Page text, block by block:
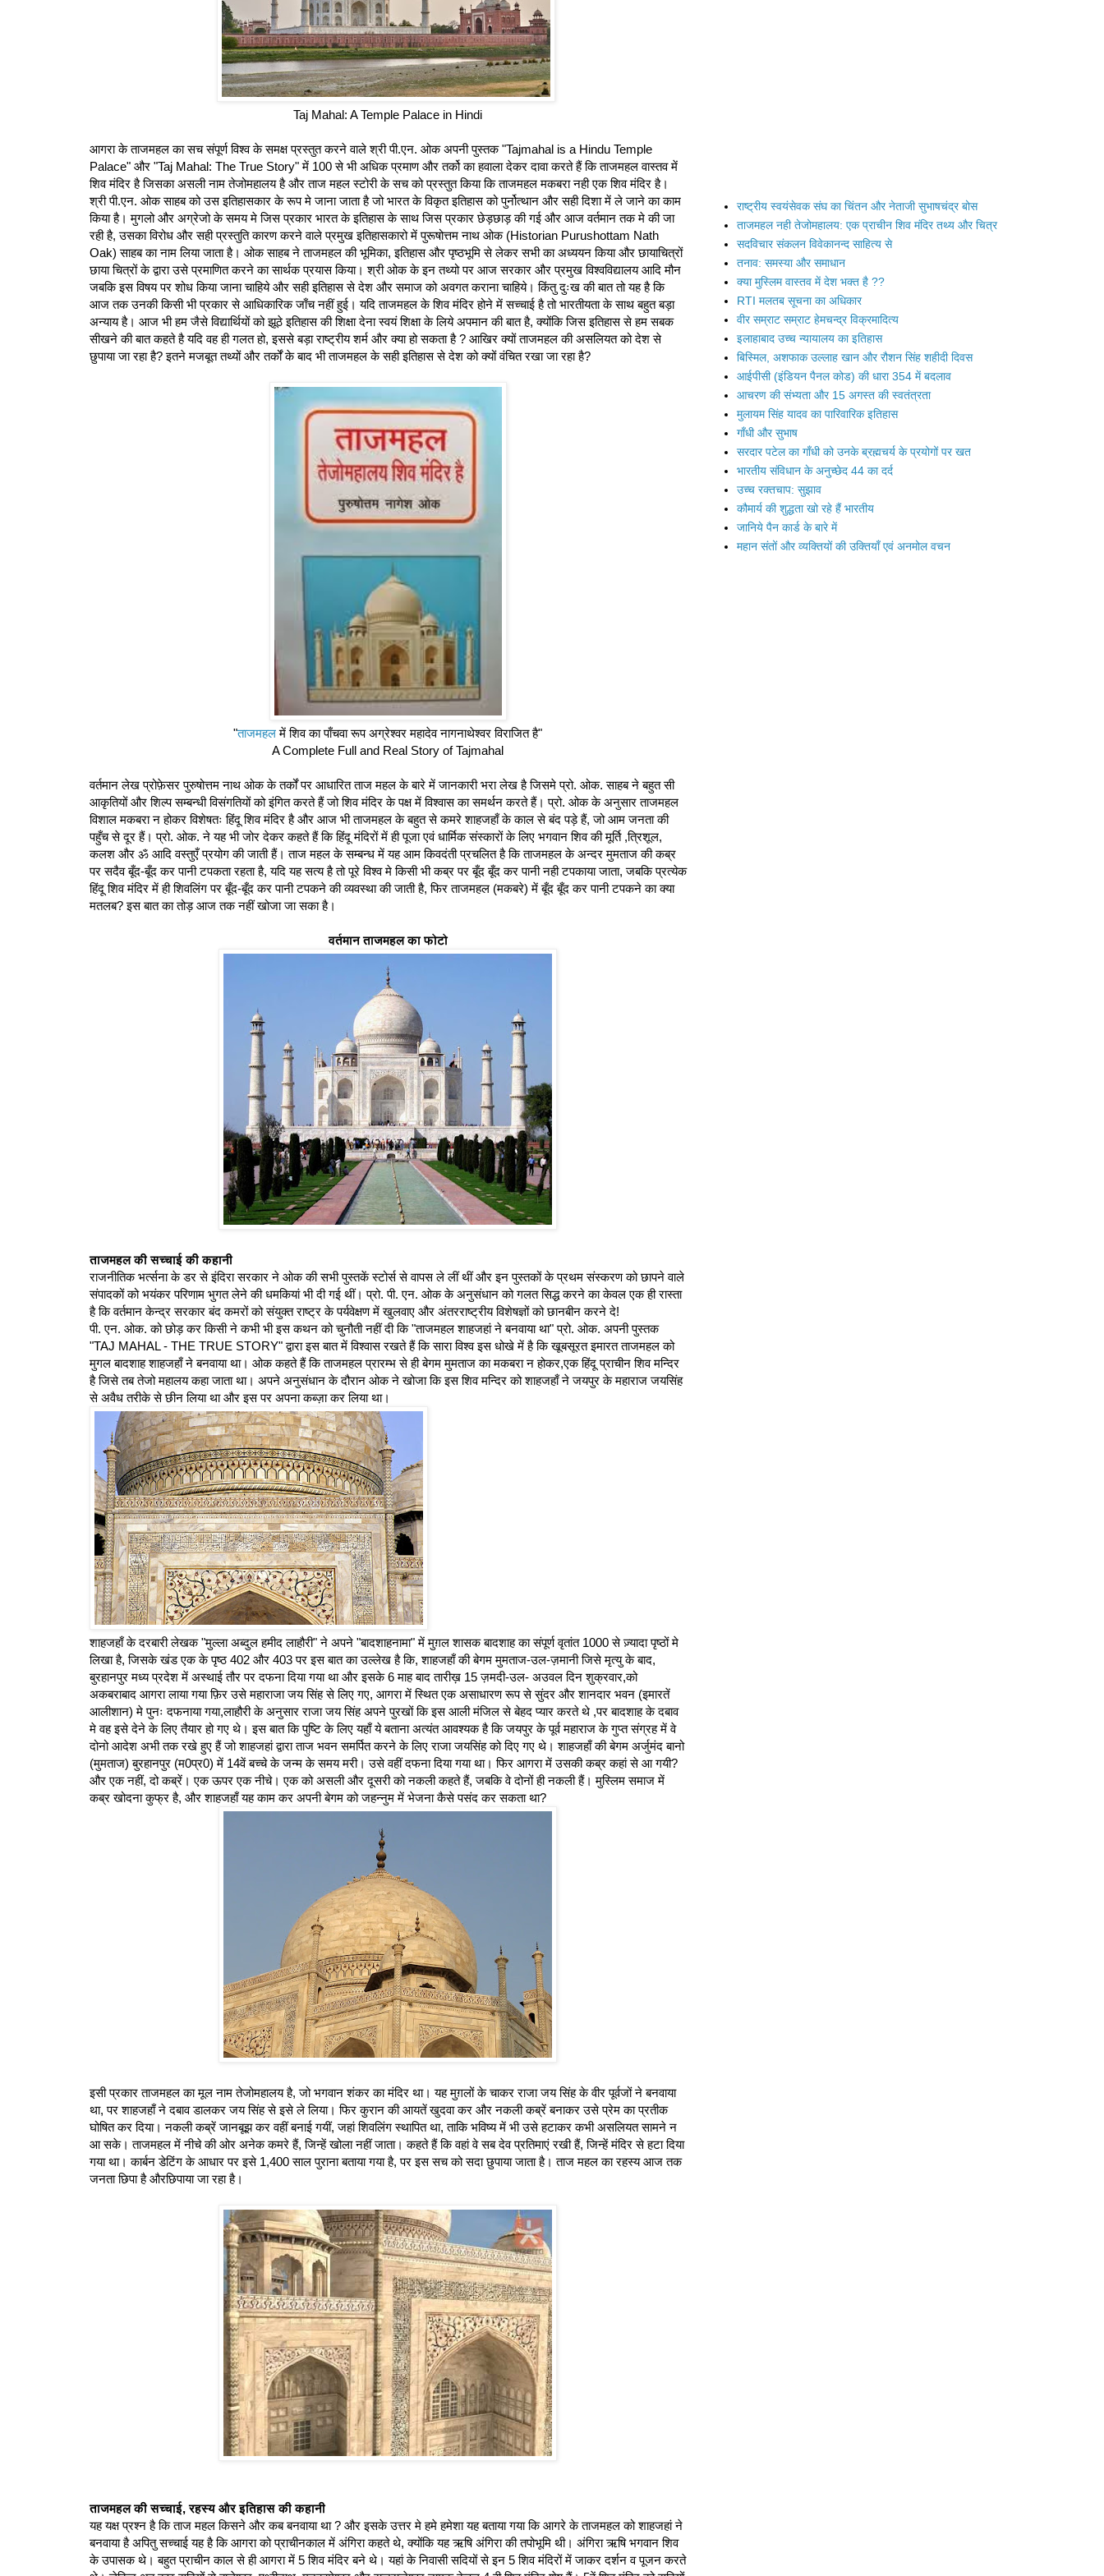
Taj Mahal: A Temple Palace in Hindi
आगरा के ताजमहल का सच संपूर्ण विश्व के समक्ष प्रस्तुत करने वाले श्री पी.एन. ओक अपनी पुस्तक "Tajmahal is a Hindu Temple
Palace" और "Taj Mahal: The True Story" में 100 से भी अधिक प्रमाण और तर्को का हवाला देकर दावा करते हैं कि ताजमहल वास्तव में
शिव मंदिर है जिसका असली नाम तेजोमहालय है और ताज महल स्टोरी के सच को प्रस्तुत किया कि ताजमहल मकबरा नही एक शिव मंदिर है।
श्री पी.एन. ओक साहब को उस इतिहासकार के रूप मे जाना जाता है जो भारत के विकृत इतिहास को पुर्नोत्थान और सही दिशा में ले जाने का काम
किया है। मुगलो और अग्रेजो के समय मे जिस प्रकार भारत के इतिहास के साथ जिस प्रकार छेड़छाड़ की गई और आज वर्तमान तक मे की जा
रही है, उसका विरोध और सही प्रस्तुति कारण करने वाले प्रमुख इतिहासकारो में पुरूषोत्तम नाथ ओक (Historian Purushottam Nath
Oak) साहब का नाम लिया जाता है। ओक साहब ने ताजमहल की भूमिका, इतिहास और पृष्ठभूमि से लेकर सभी का अध्ययन किया और छायाचित्रों
छाया चित्रों के द्वारा उसे प्रमाणित करने का सार्थक प्रयास किया। श्री ओक के इन तथ्यो पर आज सरकार और प्रमुख विश्वविद्यालय आदि मौन
जबकि इस विषय पर शोध किया जाना चाहिये और सही इतिहास से देश और समाज को अवगत कराना चाहिये। किंतु दुःख की बात तो यह है कि
आज तक उनकी किसी भी प्रकार से आधिकारिक जाँच नहीं हुई। यदि ताजमहल के शिव मंदिर होने में सच्चाई है तो भारतीयता के साथ बहुत बड़ा
अन्याय है। आज भी हम जैसे विद्यार्थियों को झूठे इतिहास की शिक्षा देना स्वयं शिक्षा के लिये अपमान की बात है, क्योंकि जिस इतिहास से हम सबक
सीखने की बात कहते है यदि वह ही गलत हो, इससे बड़ा राष्ट्रीय शर्म और क्‍या हो सकता है ? आखिर क्यों ताजमहल की असलियत को देश से
छुपाया जा रहा है? इतने मजबूत तथ्यों और तर्कों के बाद भी ताजमहल के सही इतिहास से देश को क्यों वंचित रखा जा रहा है?
"ताजमहलमें शिव का पाँचवा रूप अग्रेश्वर महादेव नागनाथेश्वर विराजित है"
A Complete Full and Real Story of Tajmahal
वर्तमान लेख प्रोफ़ेसर पुरुषोत्तम नाथ ओक के तर्कों पर आधारित ताज महल के बारे में जानकारी भरा लेख है जिसमे प्रो. ओक. साहब ने बहुत सी
आकृतियों और शिल्प सम्बन्धी विसंगतियों को इंगित करते हैं जो शिव मंदिर के पक्ष में विश्वास का समर्थन करते हैं। प्रो. ओक के अनुसार ताजमहल
विशाल मकबरा न होकर विशेषतः हिंदू शिव मंदिर है और आज भी ताजमहल के बहुत से कमरे शाहजहाँ के काल से बंद पड़े हैं, जो आम जनता की
पहुँच से दूर हैं। प्रो. ओक. ने यह भी जोर देकर कहते हैं कि हिंदू मंदिरों में ही पूजा एवं धार्मिक संस्कारों के लिए भगवान शिव की मूर्ति ,त्रिशूल,
कलश और ॐ आदि वस्तुएँ प्रयोग की जाती हैं। ताज महल के सम्बन्ध में यह आम किवदंती प्रचलित है कि ताजमहल के अन्दर मुमताज की कब्र
पर सदैव बूँद-बूँद कर पानी टपकता रहता है, यदि यह सत्य है तो पूरे विश्व मे किसी भी कब्र पर बूँद बूँद कर पानी नही टपकाया जाता, जबकि प्रत्येक
हिंदू शिव मंदिर में ही शिवलिंग पर बूँद-बूँद कर पानी टपकने की व्यवस्था की जाती है, फिर ताजमहल (मकबरे) में बूँद बूँद कर पानी टपकने का क्या
मतलब? इस बात का तोड़ आज तक नहीं खोजा जा सका है।
वर्तमान ताजमहल का फोटो
ताजमहल की सच्चाई की कहानी
राजनीतिक भर्त्सना के डर से इंदिरा सरकार ने ओक की सभी पुस्तकें स्टोर्स से वापस ले लीं थीं और इन पुस्तकों के प्रथम संस्करण को छापने वाले
संपादकों को भयंकर परिणाम भुगत लेने की धमकियां भी दी गई थीं। प्रो. पी. एन. ओक के अनुसंधान को गलत सिद्ध करने का केवल एक ही रास्ता
है कि वर्तमान केन्द्र सरकार बंद कमरों को संयुक्त राष्ट्र के पर्यवेक्षण में खुलवाए और अंतरराष्ट्रीय विशेषज्ञों को छानबीन करने दे!
पी. एन. ओक. को छोड़ कर किसी ने कभी भी इस कथन को चुनौती नहीं दी कि "ताजमहल शाहजहां ने बनवाया था" प्रो. ओक. अपनी पुस्तक
"TAJ MAHAL - THE TRUE STORY" द्वारा इस बात में विश्वास रखते हैं कि सारा विश्व इस धोखे में है कि खूबसूरत इमारत ताजमहल को
मुगल बादशाह शाहजहाँ ने बनवाया था। ओक कहते हैं कि ताजमहल प्रारम्भ से ही बेगम मुमताज का मकबरा न होकर,एक हिंदू प्राचीन शिव मन्दिर
है जिसे तब तेजो महालय कहा जाता था। अपने अनुसंधान के दौरान ओक ने खोजा कि इस शिव मन्दिर को शाहजहाँ ने जयपुर के महाराज जयसिंह
से अवैध तरीके से छीन लिया था और इस पर अपना कब्ज़ा कर लिया था।
शाहजहाँ के दरबारी लेखक "मुल्ला अब्दुल हमीद लाहौरी" ने अपने "बादशाहनामा" में मुग़ल शासक बादशाह का संपूर्ण वृतांत 1000 से ज़्यादा पृष्ठों मे
लिखा है, जिसके खंड एक के पृष्ठ 402 और 403 पर इस बात का उल्लेख है कि, शाहजहाँ की बेगम मुमताज-उल-ज़मानी जिसे मृत्यु के बाद,
बुरहानपुर मध्य प्रदेश में अस्थाई तौर पर दफना दिया गया था और इसके 6 माह बाद तारीख़ 15 ज़मदी-उल- अउवल दिन शुक्रवार,को
अकबराबाद आगरा लाया गया फ़िर उसे महाराजा जय सिंह से लिए गए, आगरा में स्थित एक असाधारण रूप से सुंदर और शानदार भवन (इमारतें
आलीशान) मे पुनः दफनाया गया,लाहौरी के अनुसार राजा जय सिंह अपने पुरखों कि इस आली मंजिल से बेहद प्यार करते थे ,पर बादशाह के दबाव
मे वह इसे देने के लिए तैयार हो गए थे। इस बात कि पुष्टि के लिए यहाँ ये बताना अत्यंत आवश्यक है कि जयपुर के पूर्व महाराज के गुप्त संग्रह में वे
दोनो आदेश अभी तक रखे हुए हैं जो शाहजहां द्वारा ताज भवन समर्पित करने के लिए राजा जयसिंह को दिए गए थे। शाहजहाँ की बेगम अर्जुमंद बानो
(मुमताज) बुरहानपुर (म0प्र0) में 14वें बच्चे के जन्म के समय मरी। उसे वहीं दफना दिया गया था। फिर आगरा में उसकी कब्र कहां से आ गयी?
और एक नहीं, दो कब्रें। एक ऊपर एक नीचे। एक को असली और दूसरी को नकली कहते हैं, जबकि वे दोनों ही नकली हैं। मुस्लिम समाज में
कब्र खोदना कुफ्र है, और शाहजहाँ यह काम कर अपनी बेगम को जहन्नुम में भेजना कैसे पसंद कर सकता था?
इसी प्रकार ताजमहल का मूल नाम तेजोमहालय है, जो भगवान शंकर का मंदिर था। यह मुग़लों के चाकर राजा जय सिंह के वीर पूर्वजों ने बनवाया
था, पर शाहजहाँ ने दबाव डालकर जय सिंह से इसे ले लिया। फिर कुरान की आयतें खुदवा कर और नकली कब्रें बनाकर उसे प्रेम का प्रतीक
घोषित कर दिया। नकली कब्रें जानबूझ कर वहीं बनाई गयीं, जहां शिवलिंग स्थापित था, ताकि भविष्य में भी उसे हटाकर कभी असलियत सामने न
आ सके। ताजमहल में नीचे की ओर अनेक कमरे हैं, जिन्हें खोला नहीं जाता। कहते हैं कि वहां वे सब देव प्रतिमाएं रखी हैं, जिन्हें मंदिर से हटा दिया
गया था। कार्बन डेटिंग के आधार पर इसे 1,400 साल पुराना बताया गया है, पर इस सच को सदा छुपाया जाता है। ताज महल का रहस्य आज तक
जनता छिपा है औरछिपाया जा रहा है।
ताजमहल की सच्चाई, रहस्य और इतिहास की कहानी
यह यक्ष प्रश्न है कि ताज महल किसने और कब बनवाया था ? और इसके उत्तर मे हमे हमेशा यह बताया गया कि आगरे के ताजमहल को शाहजहां ने
बनवाया है अपितु सच्चाई यह है कि आगरा को प्राचीनकाल में अंगिरा कहते थे, क्योंकि यह ऋषि अंगिरा की तपोभूमि थी। अंगिरा ऋषि भगवान शिव
के उपासक थे। बहुत प्राचीन काल से ही आगरा में 5 शिव मंदिर बने थे। यहां के निवासी सदियों से इन 5 शिव मंदिरों में जाकर दर्शन व पूजन करते
राष्ट्रीय स्वयंसेवक संघ का चिंतन और नेताजी सुभाषचंद्र बोस
ताजमहल नही तेजोमहालय: एक प्राचीन शिव मंदिर तथ्य और चित्र
सदविचार संकलन विवेकानन्द साहित्य से
तनाव: समस्या और समाधान
क्या मुस्लिम वास्तव में देश भक्त है ??
RTI मलतब सूचना का अधिकार
वीर सम्राट सम्राट हेमचन्द्र विक्रमादित्य
इलाहाबाद उच्च न्यायालय का इतिहास
बिस्मिल, अशफाक उल्लाह खान और रौशन सिंह शहीदी दिवस
आईपीसी (इंडियन पैनल कोड) की धारा 354 में बदलाव
आचरण की संभ्यता और 15 अगस्त की स्वतंत्रता
मुलायम सिंह यादव का पारिवारिक इतिहास
गाँधी और सुभाष
सरदार पटेल का गाँधी को उनके ब्रह्मचर्य के प्रयोगों पर खत
भारतीय संविधान के अनुच्छेद 44 का दर्द
उच्च रक्तचाप: सुझाव
कौमार्य की शुद्धता खो रहे हैं भारतीय
जानिये पैन कार्ड के बारे में
महान संतों और व्यक्तियों की उक्तियाँ एवं अनमोल वचन